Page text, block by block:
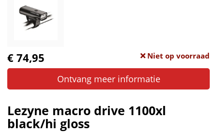
€ 74,95 Niet op voorraad
Ontvang meer informatie
Lezyne macro drive 1100xl
black/hi gloss